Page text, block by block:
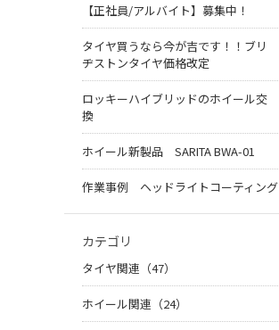
【正社員/アルバイト】募集中！
タイヤ買うなら今が吉です！！ブリ
ヂストンタイヤ価格改定
ロッキーハイブリッドのホイール交
換
ホイール新製品 SARITA BWA-01
作業事例 ヘッドライトコーティング
カテゴリ
タイヤ関連（47）
ホイール関連（24）